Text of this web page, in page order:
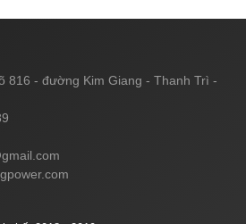
816 - đường Kim Giang - Thanh Trì -